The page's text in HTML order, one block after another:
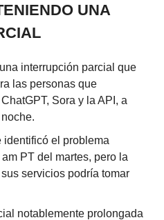
UNA
interrupción parcial que
las personas que
Sora y la API, a
identificó el problema
PT del martes, pero la
servicios podría tomar
notablemente prolongada